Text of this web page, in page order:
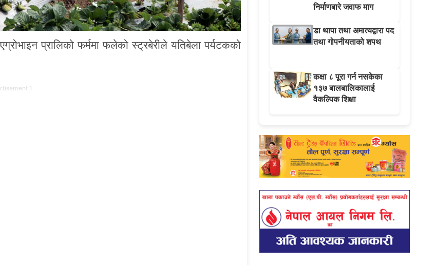
प्रालिको फर्ममा फलेको स्ट्रबेरीले यतिबेला पर्यटकको
1
निर्माणबारे जवाफ माग
डा थापा तथा अमात्यद्वारा पद
तथा गोपनीयताको शपथ
कक्षा ८ पूरा गर्न नसकेका
१३७ बालबालिकालाई
वैकल्पिक शिक्षा